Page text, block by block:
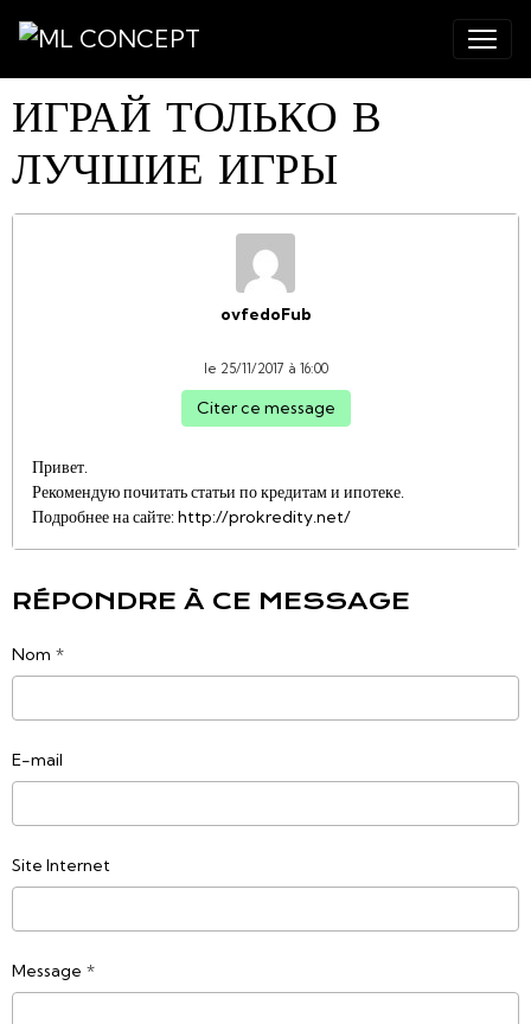
ИГРАЙ ТОЛЬКО В
ЛУЧШИЕ ИГРЫ
ovfedoFub
le 25/11/2017 à 16:00
Citer ce message
Привет.
Рекомендую почитать статьи по кредитам и ипотеке.
Подробнее на сайте: http://prokredity.net/
RÉPONDRE À CE MESSAGE
Nom
E-mail
Site Internet
Message